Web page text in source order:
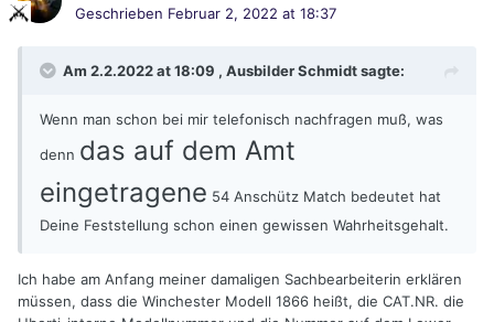
Geschrieben Februar 2, 2022 at 18:37
Am 2.2.2022 at 18:09 , Ausbilder Schmidtsagte:
Wenn man schon bei mir telefonisch nachfragen muß, was
denn das auf dem Amt
eingetragene 54 Anschütz Match bedeutet hat
Deine Feststellung schon einen gewissen Wahrheitsgehalt.
Ich habe am Anfang meiner damaligen Sachbearbeiterin erklären
müssen, dass die Winchester Modell 1866 heißt, die CAT.NR. die